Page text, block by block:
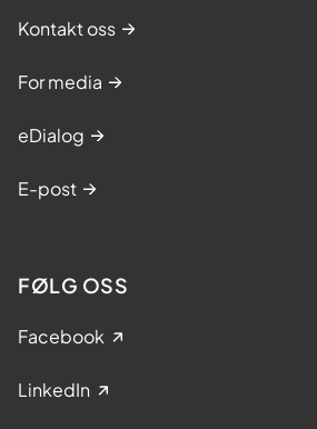
Kontakt oss
For media
eDialog
E-post
FØLG OSS
Facebook
LinkedIn